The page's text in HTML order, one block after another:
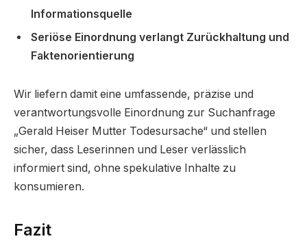
Informationsquelle
Seriöse Einordnung verlangt Zurückhaltung und
Faktenorientierung
Wir liefern damit eine umfassende, präzise und
verantwortungsvolle Einordnung zur Suchanfrage
„Gerald Heiser Mutter Todesursache“ und stellen
sicher, dass Leserinnen und Leser verlässlich
informiert sind, ohne spekulative Inhalte zu
konsumieren.
Fazit